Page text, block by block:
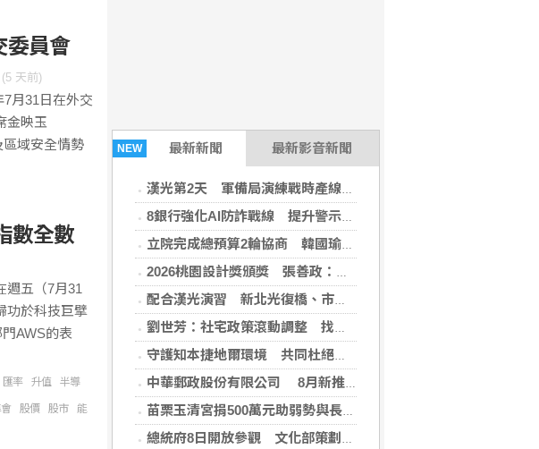
NEW 最新新聞 最新影音新聞
漢光第2天 軍備局演練戰時產線疏遷強化作戰持續力
8銀行強化AI防詐戰線 提升警示帳戶辨識精確率
立院完成總預算2輪協商 韓國瑜：下週進行後續處理
2026桃園設計獎頒獎 張善政：打造青年創意發光舞臺
配合漢光演習 新北光復橋、市道106線等路段交管
劉世芳：社宅政策滾動調整 找到地就蓋恐變空餘屋
守護知本捷地爾環境 共同杜絕非法棄置廢棄物
中華郵政股份有限公司 8月新推出繽紛手繪風 10款經典夜市小吃郵票
苗栗玉清宮捐500萬元助弱勢與長照 4度挹注累計2千萬元
總統府8日開放參觀 文化部策劃科幻漫畫特展
委員會
(5 天前)
月31日在外交
金映玉
區域安全情勢
數全數
週五（7月31
功於科技巨擘
AWS的表
匯率 升值 半導
股價 股市 能